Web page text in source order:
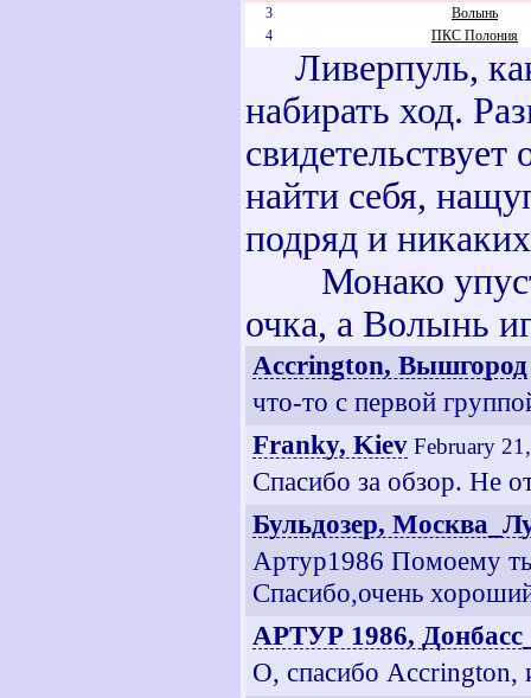
3
Волынь
4
ПКС Полония
Ливерпуль,
набирать ход.
найти себя,
подряд и
Монако
очка, а Волынь
Accrington, Вышгород
что-то с первой
Franky, Kiev February
Спасибо за обзор. Не
Бульдозер,
Артур1986 Помоему ты
Спасибо,очень
АРТУР 1986,
О, спасибо Accrington,